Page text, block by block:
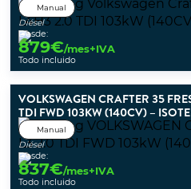
Manual
Diésel
Desde:
879€/mes+IVA
Todo incluido
VOLKSWAGEN CRAFTER 35
TDI FWD 103KW
Manual
Diésel
Desde:
837€/mes+IVA
Todo incluido